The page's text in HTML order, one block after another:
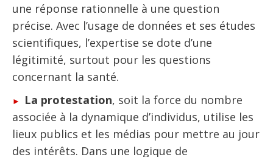
une réponse rationnelle à une question
précise. Avec l’usage de données et ses études
scientifiques, l’expertise se dote d’une
légitimité, surtout pour les questions
concernant la santé.
La protestation, soit la force du nombre
associée à la dynamique d’individus, utilise les
lieux publics et les médias pour mettre au jour
des intérêts. Dans une logique de